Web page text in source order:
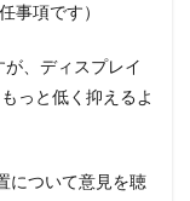
事項です）
、ディスプレイ
っと低く抑えるよ
について意見を聴